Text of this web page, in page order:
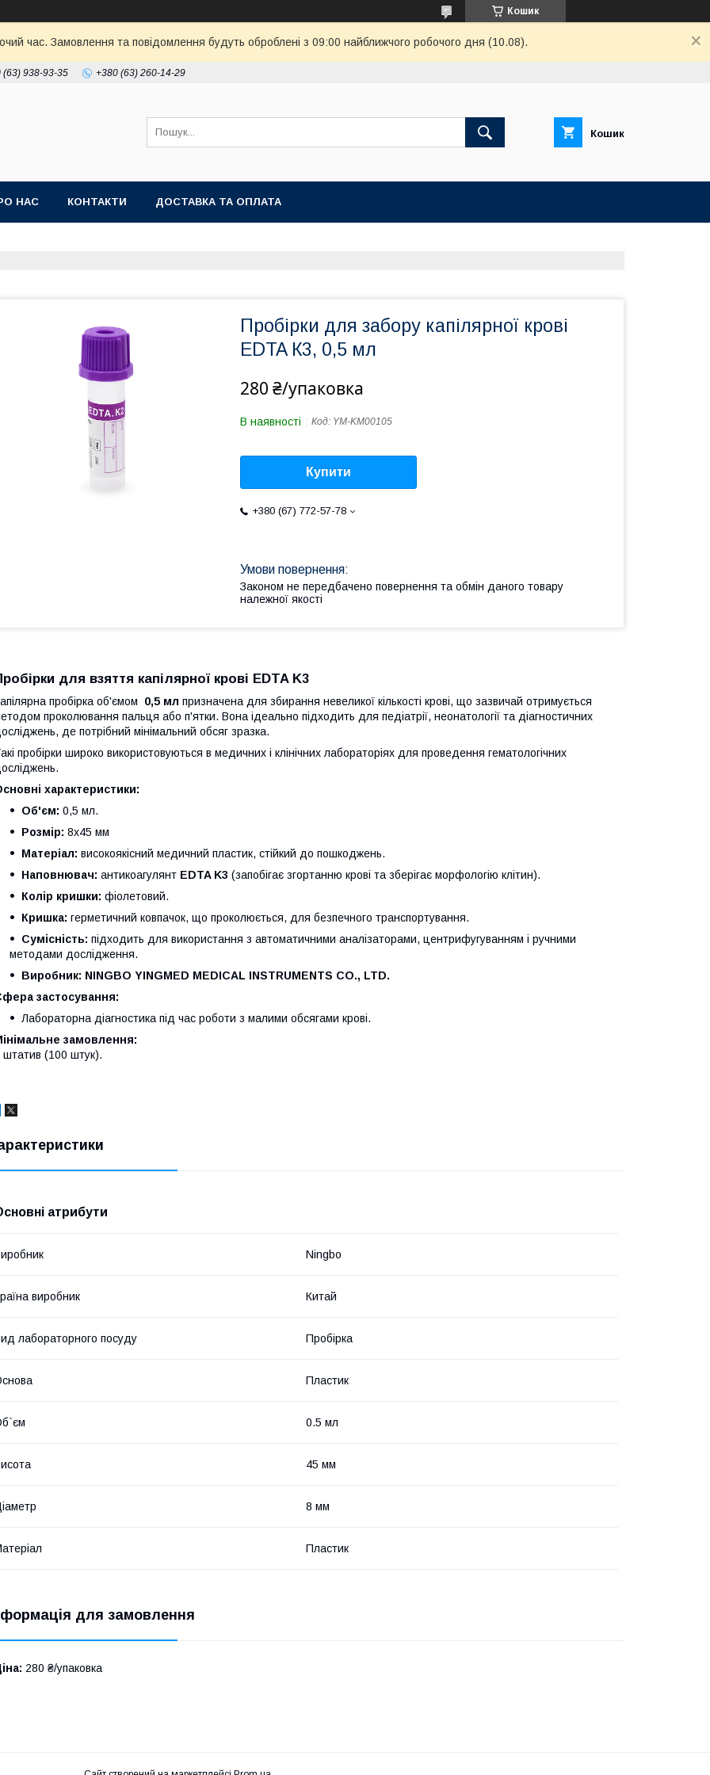
Кошик
час. Замовлення та повідомлення будуть оброблені з 09:00 найближчого робочого дня (10.08).
(63) 938-93-35 +380 (63) 260-14-29
Кошик
НАС КОНТАКТИ ДОСТАВКА ТА ОПЛАТА
Пробірки для забору капілярної крові
EDTA К3, 0,5 мл
280 ₴/упаковка
В наявності Код: YM-KM00105
Купити
+380 (67) 772-57-78
Законом не передбачено повернення та обмін даного товару
належної якості
для взяття капілярної крові EDTA K3
пробірка об'ємом 0,5 мл призначена для збирання невеликої кількості крові, що зазвичай отримується
проколювання пальця або п'ятки. Вона ідеально підходить для педіатрії, неонатології та діагностичних
де потрібний мінімальний обсяг зразка.
пробірки широко використовуються в медичних і клінічних лабораторіях для проведення гематологічних
характеристики:
Об'єм: 0,5 мл.
Розмір: 8х45 мм
Матеріал: високоякісний медичний пластик, стійкий до пошкоджень.
Наповнювач: антикоагулянт EDTA K3 (запобігає згортанню крові та зберігає морфологію клітин).
Колір кришки: фіолетовий.
Кришка: герметичний ковпачок, що проколюється, для безпечного транспортування.
Сумісність: підходить для використання з автоматичними аналізаторами, центрифугуванням і ручними
методами дослідження.
Виробник: NINGBO YINGMED MEDICAL INSTRUMENTS CO., LTD.
застосування:
Лабораторна діагностика під час роботи з малими обсягами крові.
замовлення:
штатив (100 штук).
атрибути
Ningbo
виробник Китай
лабораторного посуду Пробірка
Пластик
0.5 мл
45 мм
8 мм
Пластик
для замовлення
280 ₴/упаковка